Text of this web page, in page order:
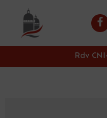
principal
Rdv